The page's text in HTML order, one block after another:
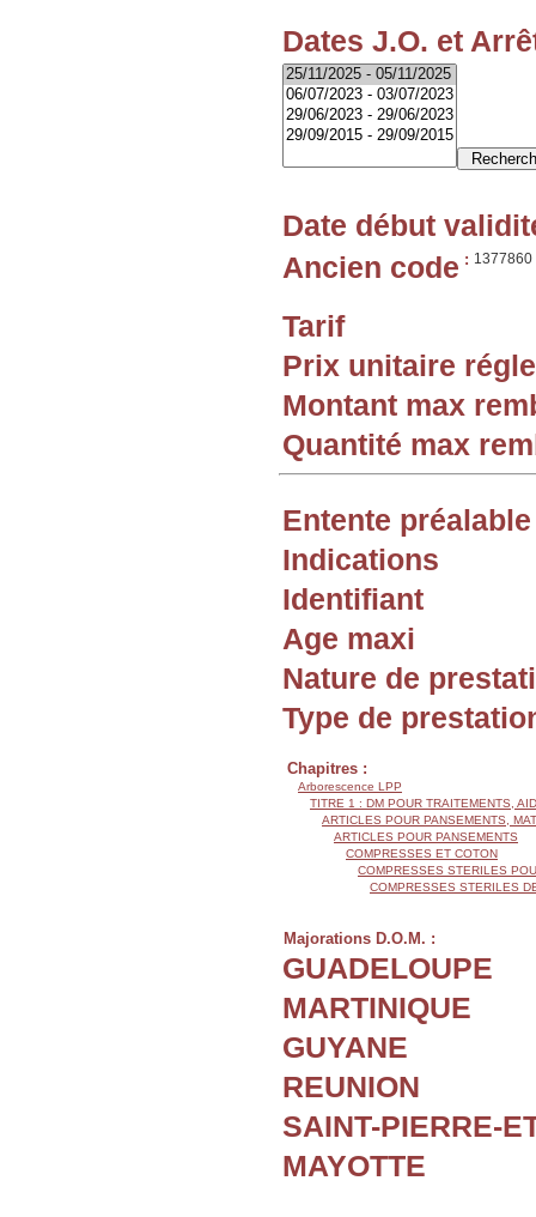
Dates J.O. et
Date début
Ancien code : 1377860
Tarif
Prix unitaire
Montant max
Quantité max
Entente préalable
Indications
Identifiant
Age maxi
Nature de
Type de
Chapitres :
Arborescence LPP
TITRE 1 : DM POUR TRAITEMENTS,
ARTICLES POUR PANSEMENTS,
ARTICLES POUR PANSEMENTS
COMPRESSES ET COTON
COMPRESSES STERILES
COMPRESSES STERILES
Majorations D.O.M. :
GUADELOUPE
MARTINIQUE
GUYANE
REUNION
SAINT-PIERRE-
MAYOTTE